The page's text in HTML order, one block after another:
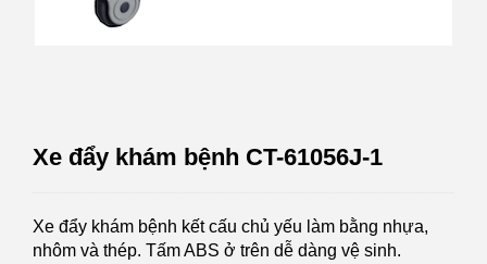
Xe đẩy khám bệnh CT-61056J-1
Xe đẩy khám bệnh kết cấu chủ yếu làm bằng nhựa,
nhôm và thép. Tấm ABS ở trên dễ dàng vệ sinh.